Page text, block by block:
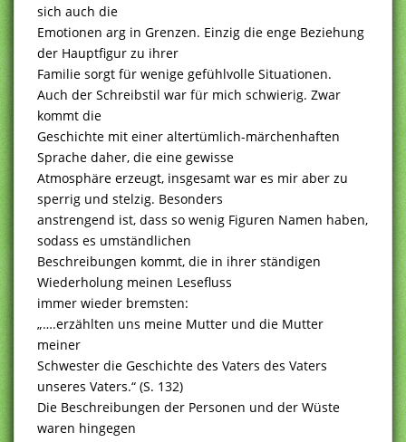
sich auch die
Emotionen arg in Grenzen. Einzig die enge Beziehung
der Hauptfigur zu ihrer
Familie sorgt für wenige gefühlvolle Situationen.
Auch der Schreibstil war für mich schwierig. Zwar
kommt die
Geschichte mit einer altertümlich-märchenhaften
Sprache daher, die eine gewisse
Atmosphäre erzeugt, insgesamt war es mir aber zu
sperrig und stelzig. Besonders
anstrengend ist, dass so wenig Figuren Namen haben,
sodass es umständlichen
Beschreibungen kommt, die in ihrer ständigen
Wiederholung meinen Lesefluss
immer wieder bremsten:
„….erzählten uns meine Mutter und die Mutter
meiner
Schwester die Geschichte des Vaters des Vaters
unseres Vaters.“ (S. 132)
Die Beschreibungen der Personen und der Wüste
waren hingegen